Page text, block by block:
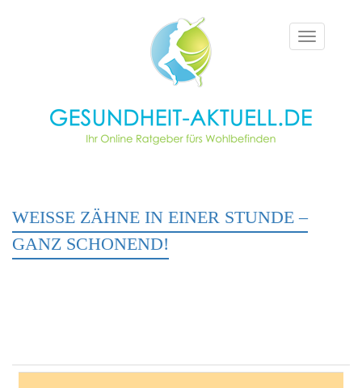
Toggle
navigation
WEISSE ZÄHNE IN EINER STUNDE – G
ANZ SCHONEND!